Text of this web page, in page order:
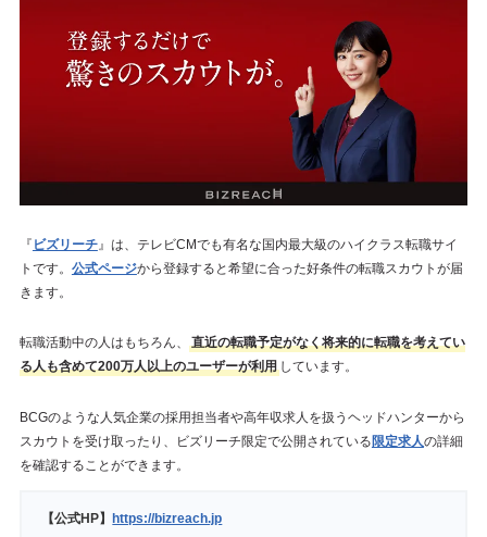
『 ビズリーチ』は、テレビCMでも有名な国内最大級のハイクラス転職サイ
トです。 公式ページから登録すると希望に合った好条件の転職スカウトが届
きます。
転職活動中の人はもちろん、
直近の転職予定がなく将来的に転職を考えてい
る人も含めて200万人以上のユーザーが利用しています。
BCGのような人気企業の採用担当者や高年収求人を扱うヘッドハンターから
スカウトを受け取ったり、ビズリーチ限定で公開されている限定求人の詳細
を確認することができます。
【公式HP】 https://bizreach.jp